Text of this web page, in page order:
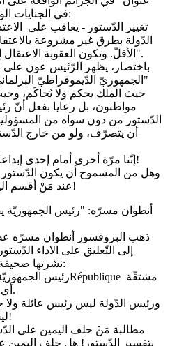
في الجنايات الواقعة على الدّستور" والّتي تنصّ:
الدّولة بطرق غير مشروعة
الأقلّ. وتكون العقوبة الاعتقال المؤبَّد إذا لجأ الفاعل إلى العنف".
باختصار، يظهر الرّئيس عون
الجمهوريّ الدّيموقراطيّ
مواطنون، بل رعايا بفعل أنّ
الدّستور من دون سواه من
أن يتصرّف، ولو من خارج
إنّنا مرّة أخرى أمام إحدى إبداعات الوزير المستشار الدّستوريّة!
وهل من المسموح أن يكون الدّستور
عند مَنْ أقسم اليمين على احترام دستور الأمّة؟!
إلى التّعليق على الاداء
نشرتها صحيفة النّهار بتاريخ 2-4-2021 ، اذ قال:
منres publica أي المصلحة العامّة.
ورئيس الدّولة ليس رئيس عائلة
ليس الحقّ نرجسيّةً فئويّة مريضة!
بتفسير الدّستور! هل حلف